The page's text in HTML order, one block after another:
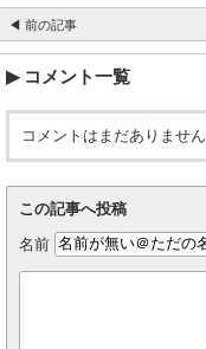
◀ 前の記事
コメント一覧
コメントはまだありません
この記事へ投稿
名前